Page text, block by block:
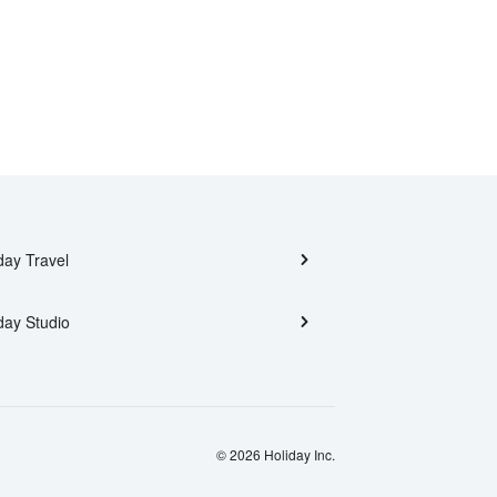
Travel
Studio
© 2026 Holiday Inc.